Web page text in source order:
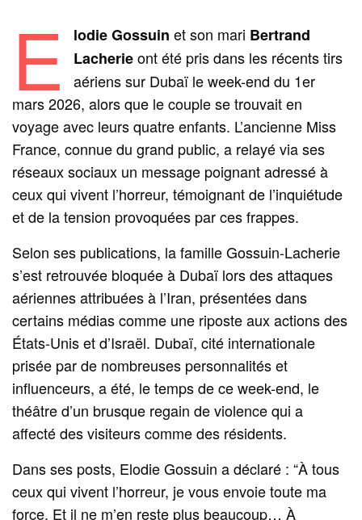
E lodie Gossuin et son mari Bertrand
Lacherieont été pris dans les récents tirs
aériens sur Dubaï le week-end du 1er
mars 2026, alors que le couple se trouvait en
voyage avec leurs quatre enfants. L’ancienne Miss
France, connue du grand public, a relayé via ses
réseaux sociaux un message poignant adressé à
ceux qui vivent l’horreur, témoignant de l’inquiétude
et de la tension provoquées par ces frappes.
Selon ses publications, la famille Gossuin-Lacherie
s’est retrouvée bloquée à Dubaï lors des attaques
aériennes attribuées à l’Iran, présentées dans
certains médias comme une riposte aux actions des
États-Unis et d’Israël. Dubaï, cité internationale
prisée par de nombreuses personnalités et
influenceurs, a été, le temps de ce week-end, le
théâtre d’un brusque regain de violence qui a
affecté des visiteurs comme des résidents.
Dans ses posts, Elodie Gossuin a déclaré : “À tous
ceux qui vivent l’horreur, je vous envoie toute ma
force. Et il ne m’en reste plus beaucoup… À